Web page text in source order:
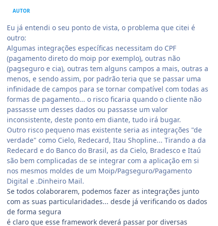
AUTOR
Eu já entendi o seu ponto de vista, o problema que citei é
outro:
Algumas integrações específicas necessitam do CPF
(pagamento direto do moip por exemplo), outras não
(pagseguro e cia), outras tem alguns campos a mais, outras a
menos, e sendo assim, por padrão teria que se passar uma
infinidade de campos para se tornar compatível com todas as
formas de pagamento... o risco ficaria quando o cliente não
passasse um desses dados ou passasse um valor
inconsistente, deste ponto em diante, tudo irá bugar.
Outro risco pequeno mas existente seria as integrações "de
verdade" como Cielo, Redecard, Itau Shopline... Tirando a da
Redecard e do Banco do Brasil, as da Cielo, Bradesco e Itaú
são bem complicadas de se integrar com a aplicação em si
nos mesmos moldes de um Moip/Pagseguro/Pagamento
Digital e .Dinheiro Mail.
Se todos colaborarem, podemos fazer as integrações junto
com as suas particularidades... desde já verificando os dados
de forma segura
é claro que esse framework deverá passar por diversas